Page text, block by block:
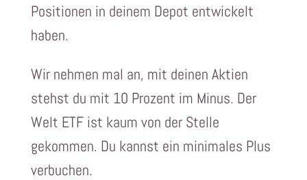
Positionen in deinem Depot entwickelt
haben.
Wir nehmen mal an, mit deinen Aktien
stehst du mit 10 Prozent im Minus. Der
Welt ETF ist kaum von der Stelle
gekommen. Du kannst ein minimales Plus
verbuchen.